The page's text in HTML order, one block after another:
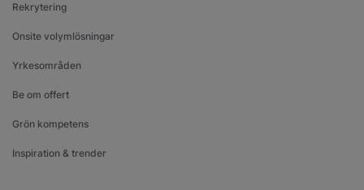
Rekrytering
Onsite volymlösningar
Yrkesområden
Be om offert
Grön kompetens
Inspiration & trender